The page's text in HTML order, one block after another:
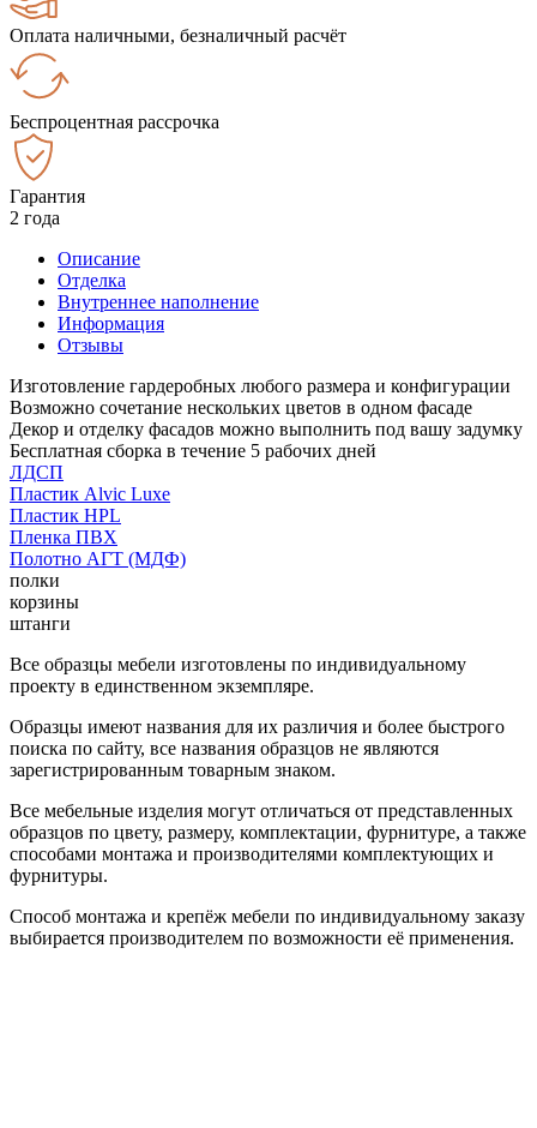
Оплата наличными, безналичный расчёт
Беспроцентная рассрочка
Гарантия
2 года
Описание
Отделка
Внутреннее наполнение
Информация
Отзывы
Изготовление гардеробных любого размера и конфигурации
Возможно сочетание нескольких цветов в одном фасаде
Декор и отделку фасадов можно выполнить под вашу задумку
Бесплатная сборка в течение 5 рабочих дней
ЛДСП
Пластик Alvic Luxe
Пластик HPL
Пленка ПВХ
Полотно АГТ (МДФ)
полки
корзины
штанги
Все образцы мебели изготовлены по индивидуальному
проекту в единственном экземпляре.
Образцы имеют названия для их различия и более быстрого
поиска по сайту, все названия образцов не являются
зарегистрированным товарным знаком.
Все мебельные изделия могут отличаться от представленных
образцов по цвету, размеру, комплектации, фурнитуре, а также
способами монтажа и производителями комплектующих и
фурнитуры.
Способ монтажа и крепёж мебели по индивидуальному заказу
выбирается производителем по возможности её применения.